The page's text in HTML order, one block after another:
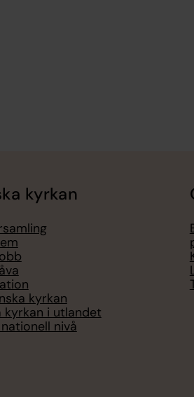
kyrkan
kyrkan
kyrkan i utlandet
nivå